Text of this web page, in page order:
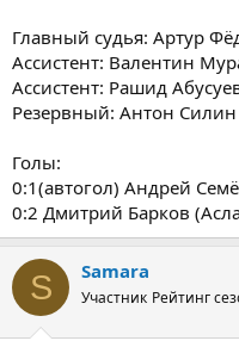
Главный судья: Артур
Ассистент: Валентин
Ассистент: Рашид
Резервный: Антон
Голы:
0:1(автогол) Андрей
0:2 Дмитрий Барков
S Samara
Участник Рейтинг